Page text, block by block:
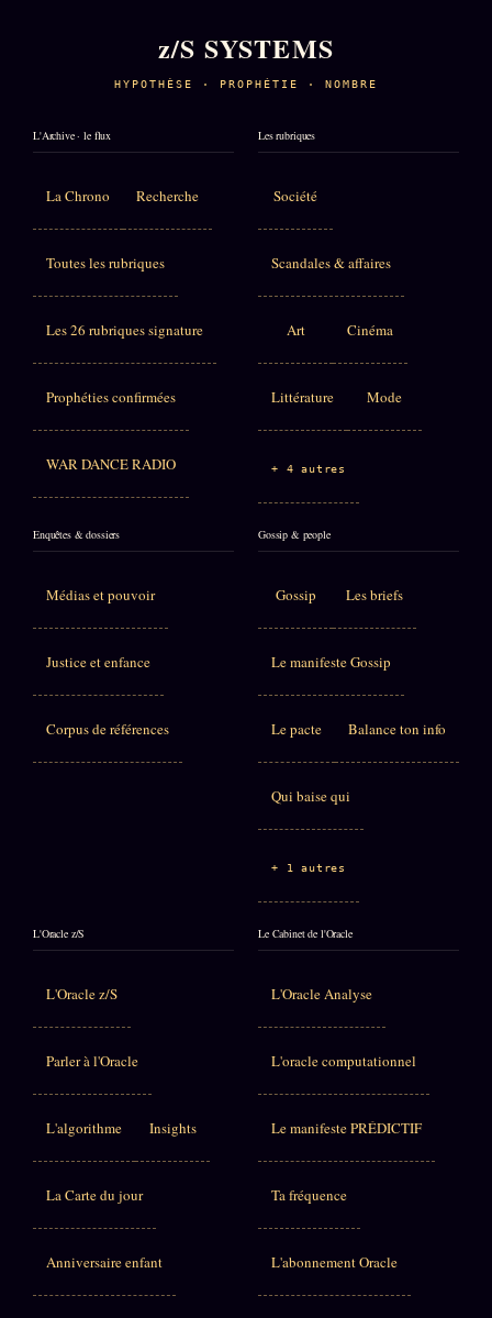
z/S SYSTEMS
HYPOTHÈSE · PROPHÉTIE · NOMBRE
L'Archive · le flux
La Chrono Recherche
Toutes les rubriques
Les 26 rubriques signature
Prophéties confirmées
WAR DANCE RADIO
Les rubriques
Société
Scandales & affaires
Art Cinéma
Littérature Mode
+ 4 autres
Enquêtes & dossiers
Médias et pouvoir
Justice et enfance
Corpus de références
Gossip & people
Gossip Les briefs
Le manifeste Gossip
Le pacte Balance ton info
Qui baise qui
+ 1 autres
L'Oracle z/S
L'Oracle z/S
Parler à l'Oracle
L'algorithme Insights
La Carte du jour
Anniversaire enfant
Le Cabinet de l'Oracle
L'Oracle Analyse
L'oracle computationnel
Le manifeste PRÉDICTIF
Ta fréquence
L'abonnement Oracle